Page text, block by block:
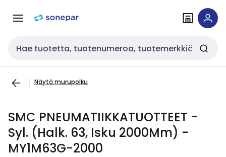
navigointiinsisältöön
Haku
Näytä murupolku
SMC PNEUMATIIKKATUOTTEET -
Syl. (Halk. 63, Isku 2000Mm) -
MY1M63G-2000